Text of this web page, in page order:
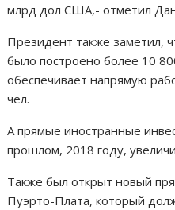
млрд дол США,- отметил
Президент также заметил,
было построено более 10
обеспечивает напрямую
чел.
А прямые иностранные
прошлом, 2018 году,
Также был открыт новый
Пуэрто-Плата, который